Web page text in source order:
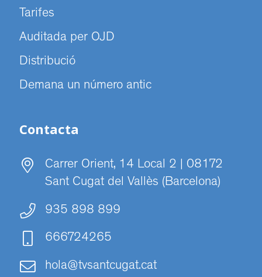
Tarifes
Auditada per OJD
Distribució
Demana un número antic
Contacta
Carrer Orient, 14 Local 2 | 08172
Sant Cugat del Vallès (Barcelona)
935 898 899
666724265
hola@tvsantcugat.cat